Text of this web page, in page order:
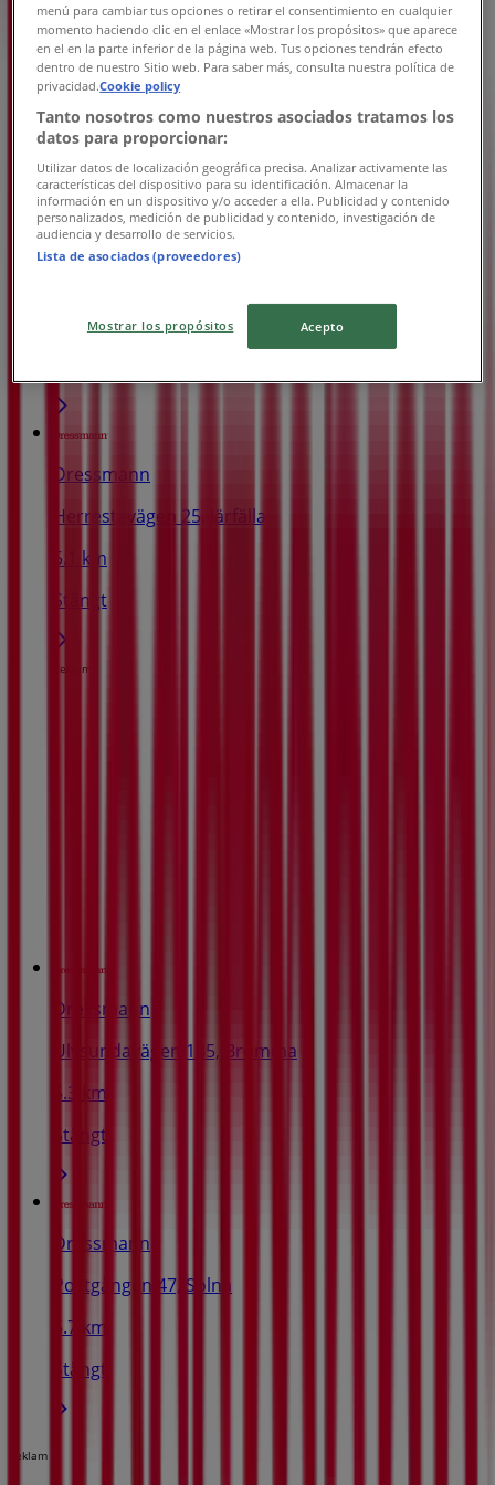
Dressmann
Sollentunavägen 163, Sollentuna
2.8 km
Stängt
Dressmann
4.4 km
Dressmann
Herrestavägen 25, Järfälla
5.1 km
Stängt
Reklam
Dressmann
Ulvsundavägen 185, Bromma
5.3 km
Stängt
Dressmann
Postgången 47, Solna
5.7 km
Stängt
Reklam
menú para cambiar tus opciones o retirar el consentimiento en cualquier
momento haciendo clic en el enlace «Mostrar los propósitos» que aparece
en el en la parte inferior de la página web. Tus opciones tendrán efecto
dentro de nuestro Sitio web. Para saber más, consulta nuestra política de
privacidad.Cookie policy
Tanto nosotros como nuestros asociados tratamos los
datos para proporcionar:
Utilizar datos de localización geográfica precisa. Analizar activamente las
características del dispositivo para su identificación. Almacenar la
información en un dispositivo y/o acceder a ella. Publicidad y contenido
personalizados, medición de publicidad y contenido, investigación de
audiencia y desarrollo de servicios.
Lista de asociados (proveedores)
Mostrar los propósitos Acepto